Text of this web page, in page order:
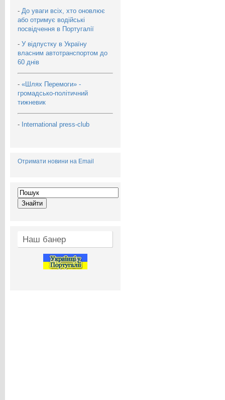
- До уваги всіх, хто оновлює
або отримує водійські
посвідчення в Португалії
- У відпустку в Україну
власним автотранспортом до
60 днів
- «Шлях Перемоги» -
громадсько-політичний
тижневик
- International press-club
Отримати новини на Email
Наш банер